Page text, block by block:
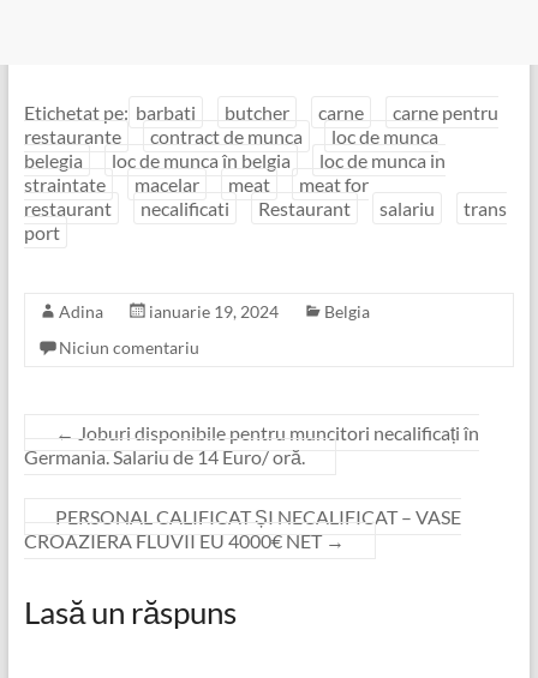
Etichetat pe: barbati butcher carne
carne pentru
restaurante
contract de munca
loc de munca
belegia
loc de munca în belgia
loc de munca in
straintate
macelar meat
meat for
restaurant
necalificati Restaurant salariu
trans
port
Adina ianuarie 19, 2024
Belgia
Niciun comentariu
← Joburi disponibile pentru muncitori necalificați în
Germania. Salariu de 14 Euro/ oră.
PERSONAL CALIFICAT ȘI NECALIFICAT – VASE
CROAZIERA FLUVII EU 4000€ NET →
Lasă un răspuns